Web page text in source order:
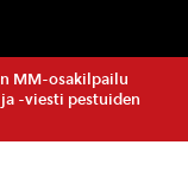
MM-osakilpailu
ja -viesti pestuiden